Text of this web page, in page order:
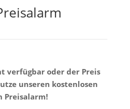
verfügbar oder der Preis
unseren kostenlosen
Preisalarm!